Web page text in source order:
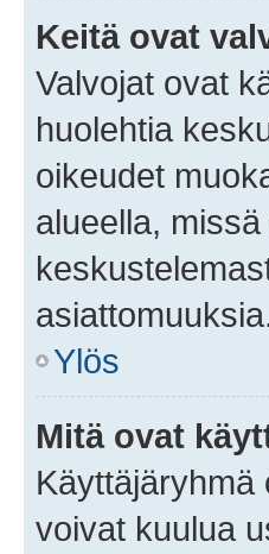
Keitä ovat
Valvojat ovat
huolehtia
oikeudet
alueella,
Ylös
Mitä ovat
Käyttäjäryhmä
voivat kuulua